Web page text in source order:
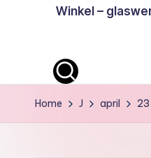
A
-
Winkel –
Home J april 23